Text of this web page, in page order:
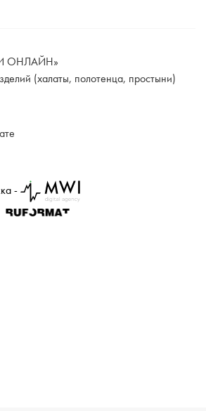
ОНЛАЙН»
(халаты, полотенца, простыни)
-